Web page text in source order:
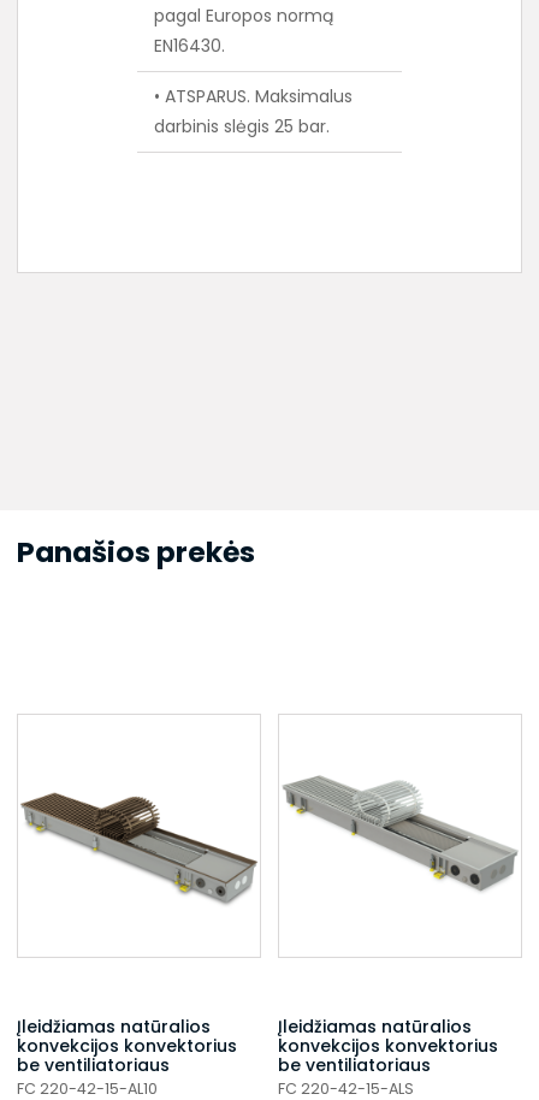
pagal Europos normą
EN16430.
• ATSPARUS. Maksimalus
darbinis slėgis 25 bar.
Panašios prekės
Įleidžiamas natūralios
konvekcijos konvektorius
be ventiliatoriaus
FC 220-42-15-AL10
Įleidžiamas natūralios
konvekcijos konvektorius
be ventiliatoriaus
FC 220-42-15-ALS